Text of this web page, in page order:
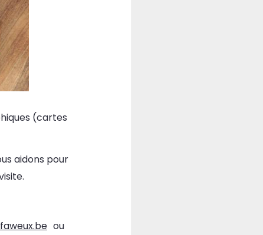
(cartes
aidons pour
ou